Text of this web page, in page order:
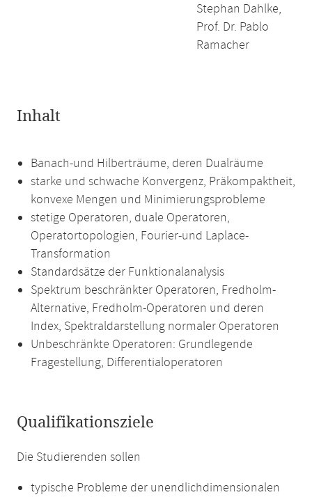
Stephan Dahlke,
Prof. Dr. Pablo
Ramacher
Inhalt
Banach-und Hilberträume, deren Dualräume
starke und schwache Konvergenz, Präkompaktheit,
konvexe Mengen und Minimierungsprobleme
stetige Operatoren, duale Operatoren,
Operatortopologien, Fourier-und Laplace-
Transformation
Standardsätze der Funktionalanalysis
Spektrum beschränkter Operatoren, Fredholm-
Alternative, Fredholm-Operatoren und deren
Index, Spektraldarstellung normaler Operatoren
Unbeschränkte Operatoren: Grundlegende
Fragestellung, Differentialoperatoren
Qualifikationsziele
Die Studierenden sollen
typische Probleme der unendlichdimensionalen